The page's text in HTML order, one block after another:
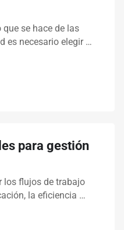
que se hace de las
es necesario elegir …
para gestión
los flujos de trabajo
la eficiencia …